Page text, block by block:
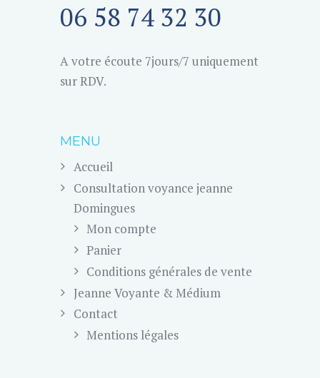
06 58 74 32 30
A votre écoute 7jours/7 uniquement
sur RDV.
MENU
Accueil
Consultation voyance jeanne
Domingues
Mon compte
Panier
Conditions générales de vente
Jeanne Voyante & Médium
Contact
Mentions légales